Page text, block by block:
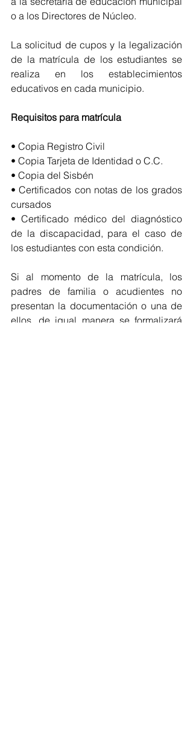
o a los Directores de Núcleo.
La solicitud de cupos y la legalización
de la matrícula de los estudiantes se
realiza en los establecimientos
educativos en cada municipio.
Requisitos para matrícula
• Copia Registro Civil
• Copia Tarjeta de Identidad o C.C.
• Copia del Sisbén
• Certificados con notas de los grados
cursados
• Certificado médico del diagnóstico
de la discapacidad, para el caso de
los estudiantes con esta condición.
Si al momento de la matrícula, los
padres de familia o acudientes no
presentan la documentación o una de
ellos, de igual manera se formalizará